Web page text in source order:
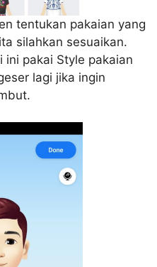
tentukan pakaian yang
silahkan sesuaikan.
ini pakai Style pakaian
lagi jika ingin